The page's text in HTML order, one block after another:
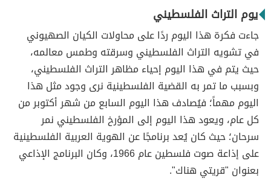
يوم التراث الفلسطيني
جاءت فكرة هذا اليوم ردًا على محاولات الكيان الصهيوني
في تشويه التراث الفلسطيني وسرقته وطمس معالمه،
حيث يتم في هذا اليوم إحياء مظاهر التراث الفلسطيني،
وبسبب ما تمر به القضية الفلسطينية نرى وجود مثل هذا
اليوم مهماً؛ فيُصادف هذا اليوم السابع من شهر أكتوبر من
كل عام، ويعود هذا اليوم إلى المؤرخ الفلسطيني نمر
سرحان؛ حيث كان يُعد برنامجًا عن الهوية العربية الفلسطينية
على إذاعة صوت فلسطين عام 1966، وكان البرنامج الإذاعي
بعنوان "قريتي هناك".